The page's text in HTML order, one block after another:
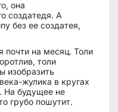
она
создатедя. А
без ее создатея,
почти на месяц. Толи
толи
изобразить
жулика в кругах
. На будущее не
грубо пошутит.